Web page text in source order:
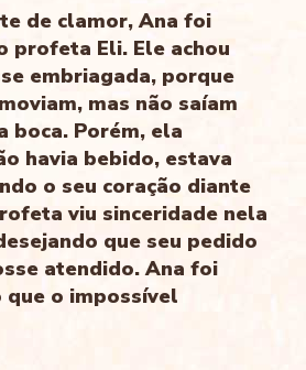
de clamor, Ana foi
profeta Eli. Ele achou
embriagada, porque
mas não saíam
boca. Porém, ela
havia bebido, estava
o seu coração diante
viu sinceridade nela
que seu pedido
atendido. Ana foi
que o impossível